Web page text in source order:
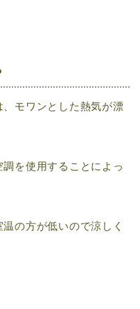
モワンとした熱気が漂
を使用することによっ
の方が低いので涼しく